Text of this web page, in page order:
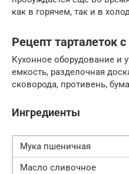
как в горячем, так и в
Рецепт тарталеток
Кухонное оборудование и
емкость, разделочная
сковорода, противень,
Ингредиенты
Мука пшеничная
Масло сливочное